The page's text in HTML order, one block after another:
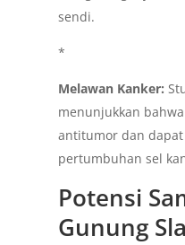
sendi.
*
Melawan Kanker:
menunjukkan
antitumor dan
pertumbuhan sel
Potensi
Gunung